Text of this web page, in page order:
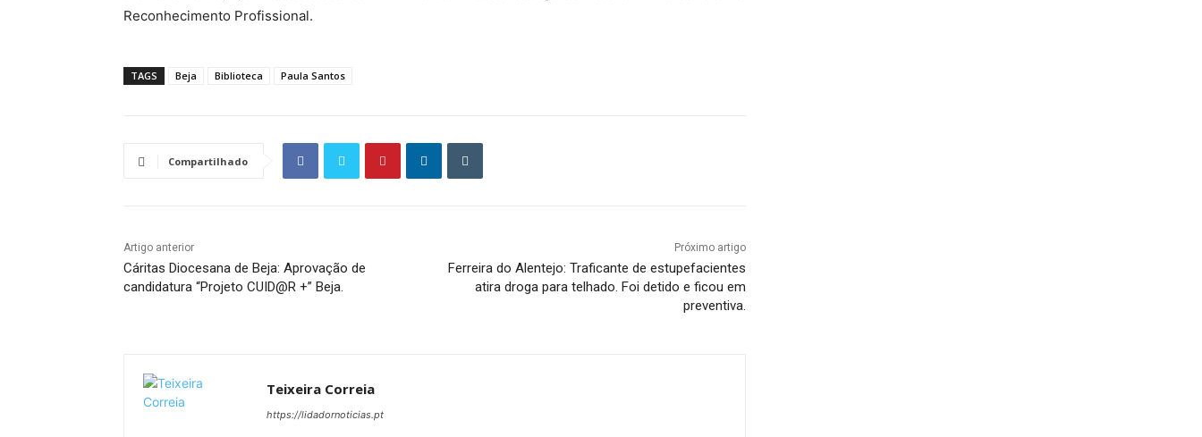
Reconhecimento Profissional.
TAGS Beja Biblioteca Paula Santos
Compartilhado
Artigo anterior
Cáritas Diocesana de Beja: Aprovação de
candidatura “Projeto CUID@R +” Beja.
Próximo artigo
Ferreira do Alentejo: Traficante de estupefacientes
atira droga para telhado. Foi detido e ficou em
preventiva.
Teixeira Correia
https://lidadornoticias.pt